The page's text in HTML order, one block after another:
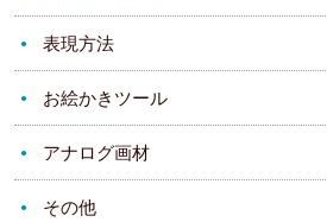
表現方法
お絵かきツール
アナログ画材
その他